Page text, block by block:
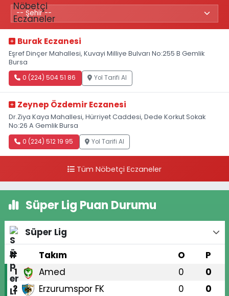
Burak Eczanesi
Eşref Dinçer Mahallesi, Kuvayi Milliye Bulvarı No:255 B Gemlik
Bursa
0 (224) 504 51 86 Yol Tarifi Al
Zeynep Özdemir Eczanesi
Dr.Ziya Kaya Mahallesi, Hürriyet Caddesi, Dede Korkut Sokak
No:26 A Gemlik Bursa
0 (224) 512 19 95 Yol Tarifi Al
Tüm Nöbetçi Eczaneler
Süper Lig Puan Durumu
Süper Lig
#
Takım O P
1 Amed 0 0
2 Erzurumspor FK 0 0